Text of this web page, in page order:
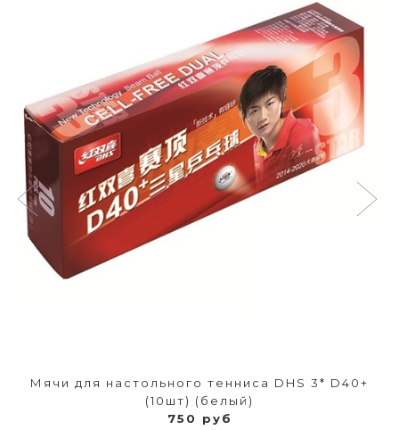
Мячи для настольного тенниса DHS 3* D40+
(10шт) (белый)
750 руб